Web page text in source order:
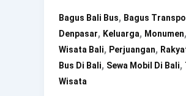
Bagus Bali Bus, Bagus
Denpasar, Keluarga, Monumen,
Wisata Bali, Perjuangan,
Bus Di Bali, Sewa Mobil Di Bali,
Wisata